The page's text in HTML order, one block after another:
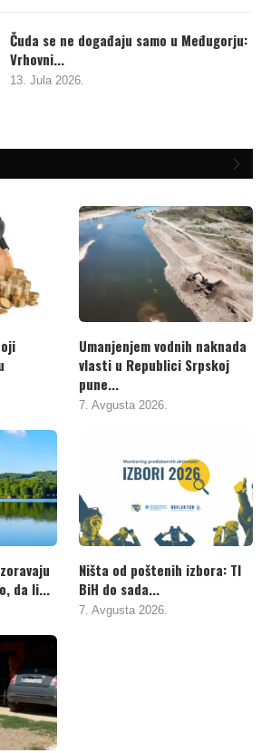
Čuda se ne događaju samo u Međugorju:
Vrhovni...
13. Jula 2026.
Umanjenjem vodnih naknada
vlasti u Republici Srpskoj
pune...
7. Avgusta 2026.
da li...
Ništa od poštenih izbora: TI
BiH do sada...
7. Avgusta 2026.